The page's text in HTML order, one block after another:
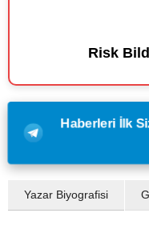
Risk
Haberleri İlk
Yazar Biyografisi